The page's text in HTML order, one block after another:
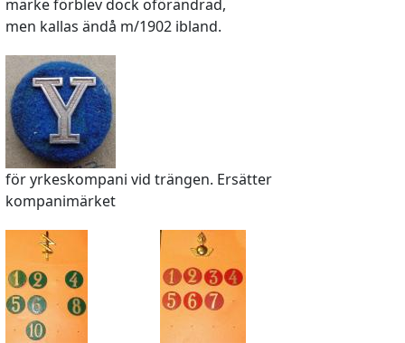
märke förblev dock oförändrad,
men kallas ändå m/1902 ibland.
för yrkeskompani vid trängen. Ersätter
kompanimärket